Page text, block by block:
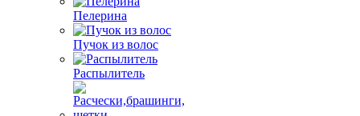
Пелерина
Пучок из волос
Распылитель